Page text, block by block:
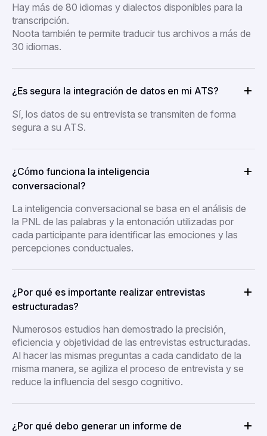
Hay más de 80 idiomas y dialectos disponibles para la
transcripción.
Noota también te permite traducir tus archivos a más de
30 idiomas.
¿Es segura la integración de datos en mi ATS?
Sí, los datos de su entrevista se transmiten de forma
segura a su ATS.
¿Cómo funciona la inteligencia
conversacional?
La inteligencia conversacional se basa en el análisis de
la PNL de las palabras y la entonación utilizadas por
cada participante para identificar las emociones y las
percepciones conductuales.
¿Por qué es importante realizar entrevistas
estructuradas?
Numerosos estudios han demostrado la precisión,
eficiencia y objetividad de las entrevistas estructuradas.
Al hacer las mismas preguntas a cada candidato de la
misma manera, se agiliza el proceso de entrevista y se
reduce la influencia del sesgo cognitivo.
¿Por qué debo generar un informe de